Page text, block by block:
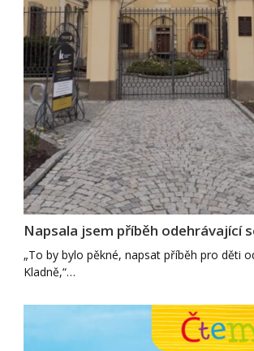
Napsala jsem příběh odehrávající
„To by bylo pěkné, napsat příběh pro děti
Kladně,“…